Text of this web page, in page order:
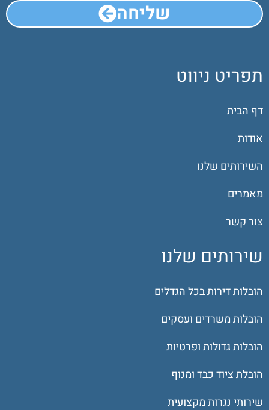
שליחה
תפריט ניווט
דף הבית
אודות
השירותים שלנו
מאמרים
צור קשר
שירותים שלנו
הובלות דירות בכל הגדלים
הובלות משרדים ועסקים
הובלות גדולות ופרטיות
הובלת ציוד כבד ומנוף
שירותי נגרות מקצועית